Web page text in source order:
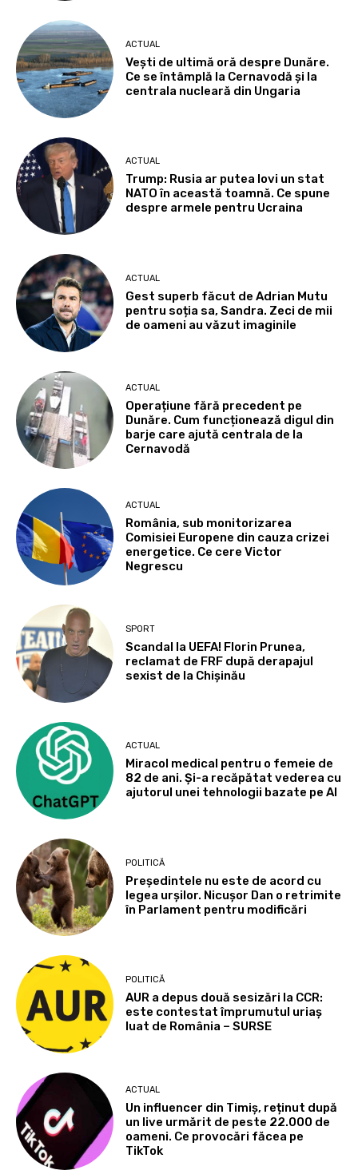
ACTUAL
Vești de ultimă oră despre Dunăre.
Ce se întâmplă la Cernavodă și la
centrala nucleară din Ungaria
ACTUAL
Trump: Rusia ar putea lovi un stat
NATO în această toamnă. Ce spune
despre armele pentru Ucraina
ACTUAL
Gest superb făcut de Adrian Mutu
pentru soția sa, Sandra. Zeci de mii
de oameni au văzut imaginile
ACTUAL
Operațiune fără precedent pe
Dunăre. Cum funcționează digul din
barje care ajută centrala de la
Cernavodă
ACTUAL
România, sub monitorizarea
Comisiei Europene din cauza crizei
energetice. Ce cere Victor
Negrescu
SPORT
Scandal la UEFA! Florin Prunea,
reclamat de FRF după derapajul
sexist de la Chișinău
ACTUAL
Miracol medical pentru o femeie de
82 de ani. Și-a recăpătat vederea cu
ajutorul unei tehnologii bazate pe AI
POLITICĂ
Președintele nu este de acord cu
legea urșilor. Nicușor Dan o retrimite
în Parlament pentru modificări
POLITICĂ
AUR a depus două sesizări la CCR:
este contestat împrumutul uriaș
luat de România – SURSE
ACTUAL
Un influencer din Timiș, reținut după
un live urmărit de peste 22.000 de
oameni. Ce provocări făcea pe
TikTok